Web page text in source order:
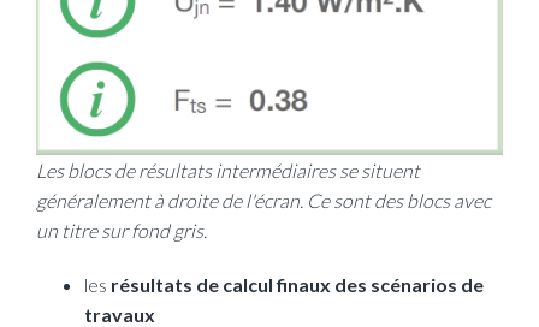
Les blocs de résultats intermédiaires se situent
généralement à droite de l'écran. Ce sont des blocs avec
un titre sur fond gris.
les résultats de calcul finaux des scénarios de
travaux